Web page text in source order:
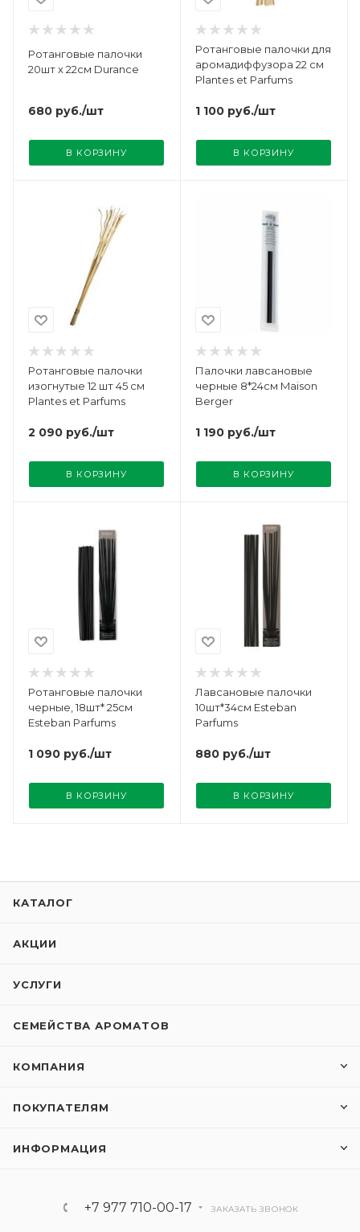
Ротанговые палочки
20шт х 22см Durance
680 руб./шт
В КОРЗИНУ
Ротанговые палочки для
аромадиффузора 22 см
Plantes et Parfums
1 100 руб./шт
В КОРЗИНУ
Ротанговые палочки
изогнутые 12 шт 45 см
Plantes et Parfums
2 090 руб./шт
В КОРЗИНУ
Палочки лавсановые
черные 8*24см Maison
Berger
1 190 руб./шт
В КОРЗИНУ
Ротанговые палочки
черные, 18шт* 25см
Esteban Parfums
1 090 руб./шт
В КОРЗИНУ
Лавсановые палочки
10шт*34см Esteban
Parfums
880 руб./шт
В КОРЗИНУ
КАТАЛОГ
АКЦИИ
УСЛУГИ
СЕМЕЙСТВА АРОМАТОВ
КОМПАНИЯ
ПОКУПАТЕЛЯМ
ИНФОРМАЦИЯ
+7 977 710-00-17 ЗАКАЗАТЬ ЗВОНОК